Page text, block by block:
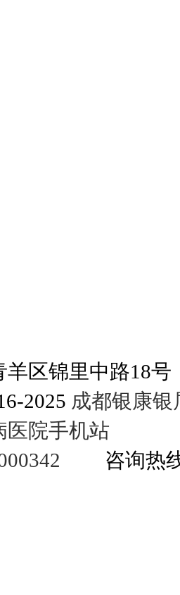
区锦里中路18
2025 成都银康银
医院手机站
咨询热线